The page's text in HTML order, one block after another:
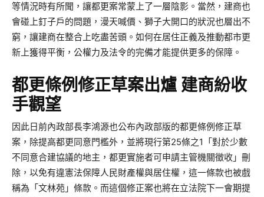
等情況時有所聞，讓都更案常蒙上了一層陰影。當然，建商也
會碰上釘子戶的問題，漫天喊價、獅子大開口的狀況也層出不
窮，讓建商在整合上吃盡苦頭。如何在居住正義及推動都市更
新上獲得平衡，公權力及法令的完備才能提供更多的保障。
都更條例修正草案出爐 建商紛收
手觀望
因此日前內政部長李鴻源也公布內政部版的都更條例修正草
案，除提高都更同意門檻外，並將現行第25條之1「對於少數
不同意合建協議的地主，都更實施者可申請主管機關徵收」刪
除，以免有違憲法保障人民財產權與居住權，這一條款也被戲
稱為「文林苑」條款。而這個修正案也將在立法院下一會期提